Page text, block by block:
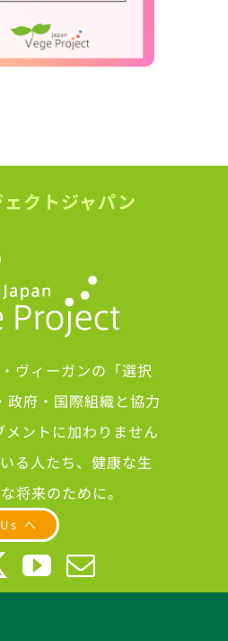
ェクトジャパン
ヴィーガンの「選択
政府・国際組織と協力
メントに加わりません
る人たち、健康な生
将来のために。
へ